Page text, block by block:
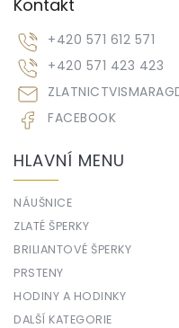
Kontakt
+420 571 612 571
+420 571 423 423
FACEBOOK
HLAVNÍ MENU
NÁUŠNICE
ZLATÉ ŠPERKY
BRILIANTOVÉ ŠPERKY
PRSTENY
HODINY A HODINKY
DALŠÍ KATEGORIE